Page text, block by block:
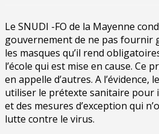
Le SNUDI -FO de la Mayenne
gouvernement de ne pas fournir
les masques qu’il rend
l’école qui est mise en cause. Ce
en appelle d’autres. A l’évidence,
utiliser le prétexte sanitaire pour
et des mesures d’exception qui
lutte contre le virus.